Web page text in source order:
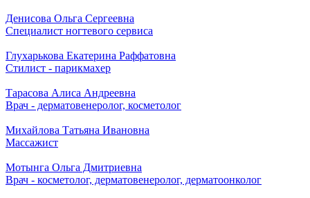
Денисова Ольга Сергеевна
Специалист ногтевого сервиса
Глухарькова Екатерина Раффатовна
Стилист - парикмахер
Тарасова Алиса Андреевна
Врач - дерматовенеролог, косметолог
Михайлова Татьяна Ивановна
Массажист
Мотынга Ольга Дмитриевна
Врач - косметолог, дерматовенеролог, дерматоонколог